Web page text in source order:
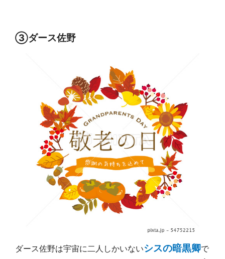
③ダース佐野
ダース佐野は宇宙に二人しかいないシスの暗黒卿で